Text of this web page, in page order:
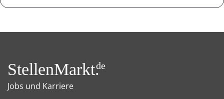
StellenMarkt.de
Jobs und Karriere